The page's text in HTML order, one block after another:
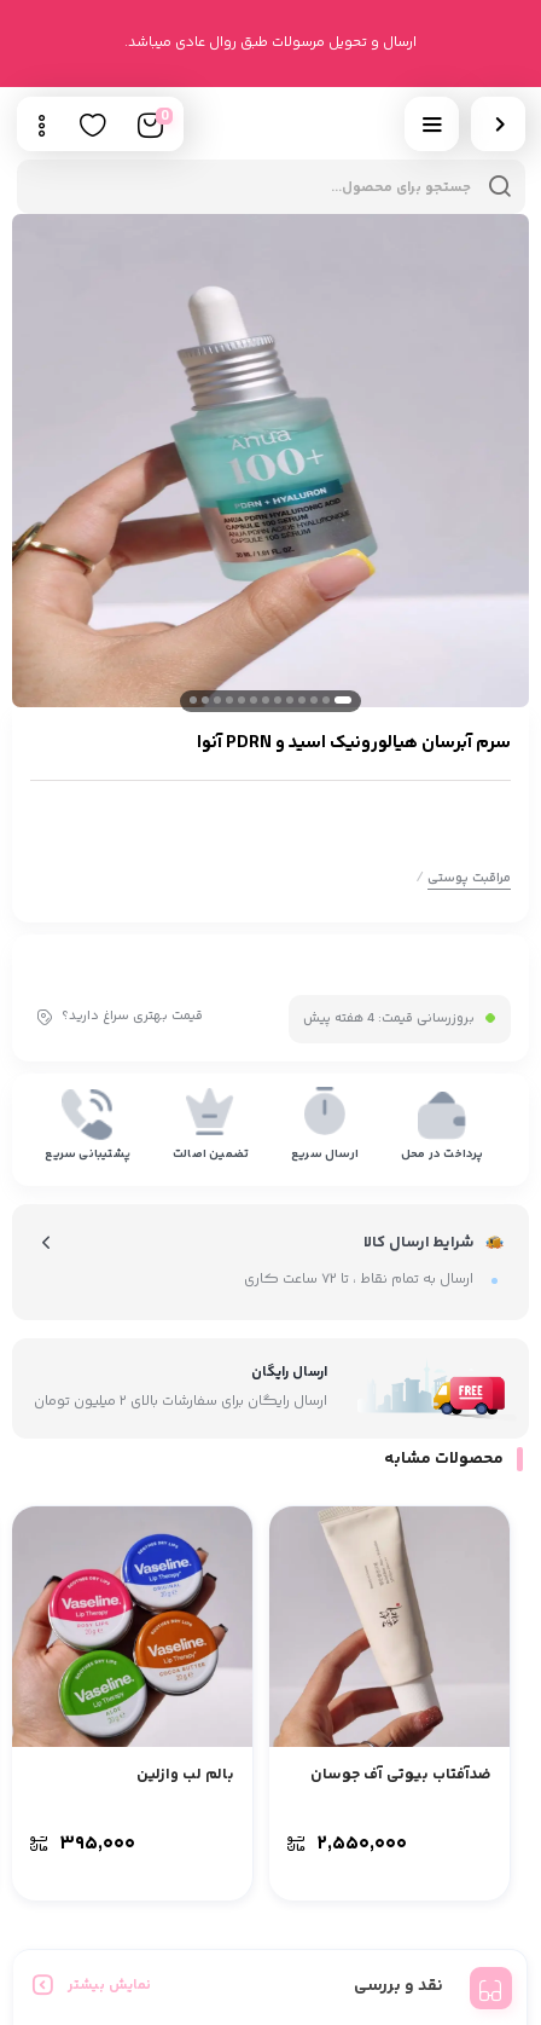
ارسال و تحویل مرسولات طبق روال عادی میباشد.
0
سرم آبرسان هیالورونیک اسید و PDRN آنوا
مراقبت پوستی /
بروزرسانی قیمت: 4 هفته پیش قیمت بهتری سراغ دارید؟
پرداخت در محل ارسال سریع تضمین اصالت پشتیبانی سریع
شرایط ارسال کالا
ارسال به تمام نقاط ، تا ۷۲ ساعت کاری
ارسال رایگان
ارسال رایگان برای سفارشات بالای ۲ میلیون تومان
محصولات مشابه
ضدآفتاب بیوتی آف جوسان
۲,۵۵۰,۰۰۰
بالم لب وازلین
۳۹۵,۰۰۰
نقد و بررسی نمایش بیشتر